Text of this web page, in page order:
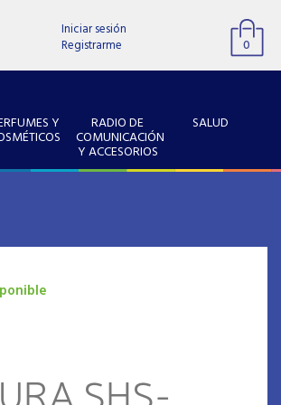
Iniciar sesión
Registrarme
0
Y RADIO DE
COMUNICACIÓN
Y ACCESORIOS
SALUD
SHS-